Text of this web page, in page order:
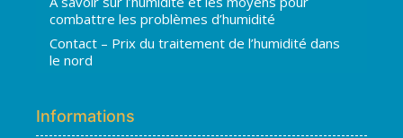
combattre les problèmes d’humidité
Contact – Prix du traitement de l’humidité dans
le nord
Informations